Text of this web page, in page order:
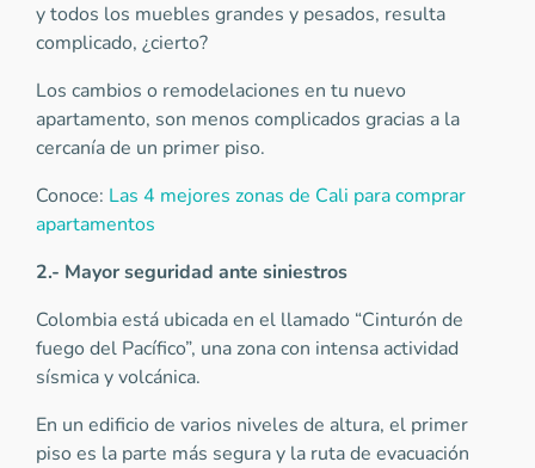
y todos los muebles grandes y pesados, resulta
complicado, ¿cierto?
Los cambios o remodelaciones en tu nuevo
apartamento, son menos complicados gracias a la
cercanía de un primer piso.
Conoce: Las 4 mejores zonas de Cali para comprar
apartamentos
2.- Mayor seguridad ante siniestros
Colombia está ubicada en el llamado “Cinturón de
fuego del Pacífico”, una zona con intensa actividad
sísmica y volcánica.
En un edificio de varios niveles de altura, el primer
piso es la parte más segura y la ruta de evacuación